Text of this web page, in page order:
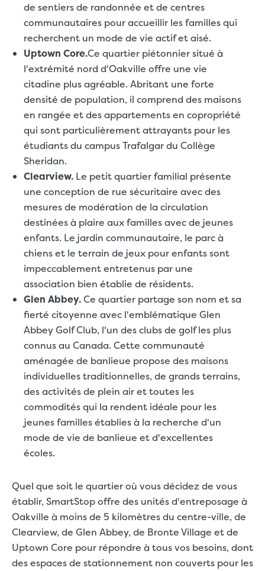
de sentiers de randonnée et de centres
communautaires pour accueillir les familles qui
recherchent un mode de vie actif et aisé.
Uptown Core.Ce quartier piétonnier situé à
l'extrémité nord d'Oakville offre une vie
citadine plus agréable. Abritant une forte
densité de population, il comprend des maisons
en rangée et des appartements en copropriété
qui sont particulièrement attrayants pour les
étudiants du campus Trafalgar du Collège
Sheridan.
Clearview. Le petit quartier familial présente
une conception de rue sécuritaire avec des
mesures de modération de la circulation
destinées à plaire aux familles avec de jeunes
enfants. Le jardin communautaire, le parc à
chiens et le terrain de jeux pour enfants sont
impeccablement entretenus par une
association bien établie de résidents.
Glen Abbey.Ce quartier partage son nom et sa
fierté citoyenne avec l'emblématique Glen
Abbey Golf Club, l'un des clubs de golf les plus
connus au Canada. Cette communauté
aménagée de banlieue propose des maisons
individuelles traditionnelles, de grands terrains,
des activités de plein air et toutes les
commodités qui la rendent idéale pour les
jeunes familles établies à la recherche d'un
mode de vie de banlieue et d'excellentes
écoles.
Quel que soit le quartier où vous décidez de vous
établir, SmartStop offre des unités d'entreposage à
Oakville à moins de 5 kilomètres du centre-ville, de
Clearview, de Glen Abbey, de Bronte Village et de
Uptown Core pour répondre à tous vos besoins, dont
des espaces de stationnement non couverts pour les